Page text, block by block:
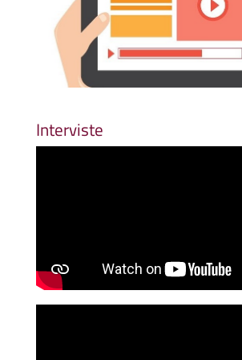
Interviste